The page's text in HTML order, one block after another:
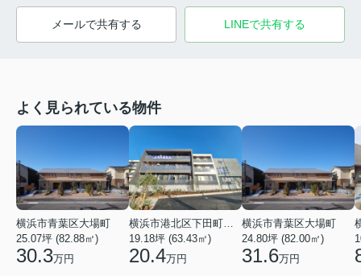
メールで共有する LINEで共有する
よく見られている物件
横浜市青葉区大場町
25.07坪 (82.88㎡)
30.3万円
19.18坪 (63.43㎡)
20.4万円
横浜市青葉区大場町
24.80坪 (82.00㎡)
31.6万円